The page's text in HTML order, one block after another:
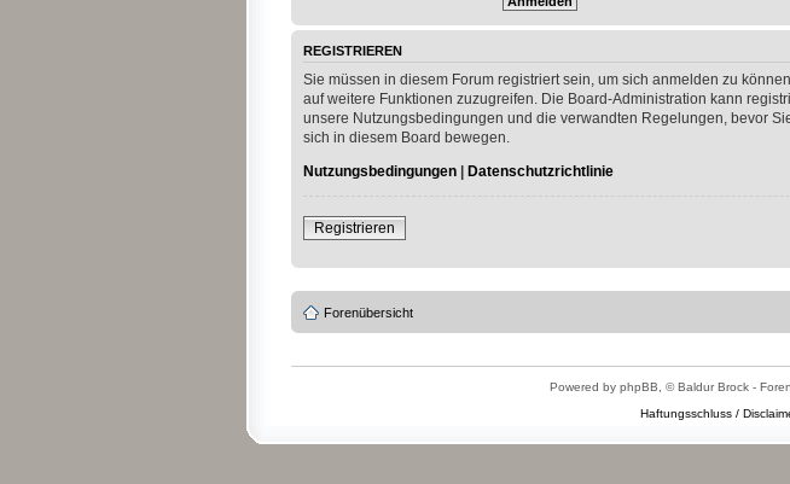
REGISTRIEREN
Sie müssen in diesem Forum registriert sein, um sich anmelden zu
auf weitere Funktionen zuzugreifen. Die Board-Administration kann
unsere Nutzungsbedingungen und die verwandten Regelungen, bevor
sich in diesem Board bewegen.
Nutzungsbedingungen | Datenschutzrichtlinie
Registrieren
Forenübersicht
Powered by phpBB, © Baldur Brock -
Haftungsschluss /